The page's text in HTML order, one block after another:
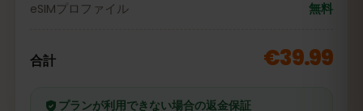
eSIMプロファイル
無料
合計 €39.99
プランが利用できない場合の返金保証